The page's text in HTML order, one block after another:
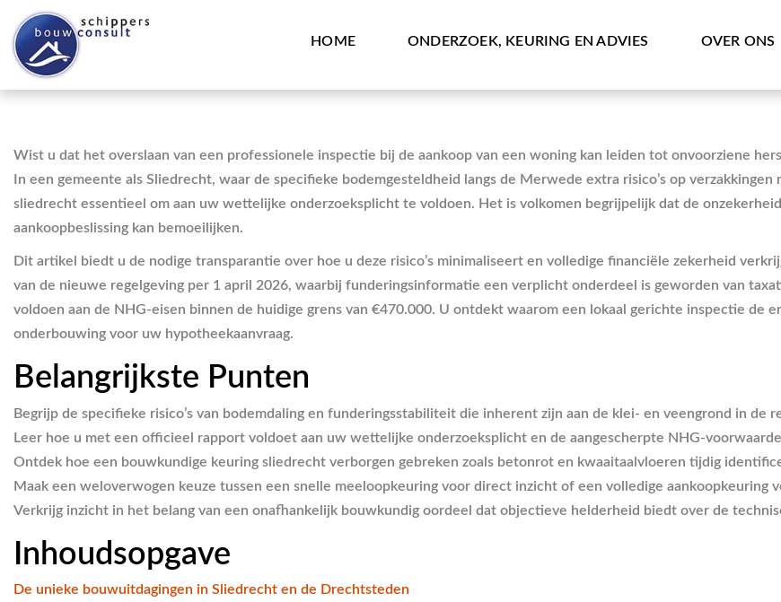
HOME ONDERZOEK, KEURING EN ADVIES OVER ONS
Wist u dat het overslaan van een professionele inspectie bij de aankoop van een woning kan leiden tot onvoorziene
In een gemeente als Sliedrecht, waar de specifieke bodemgesteldheid langs de Merwede extra risico’s op
sliedrecht essentieel om aan uw wettelijke onderzoeksplicht te voldoen. Het is volkomen begrijpelijk dat de
aankoopbeslissing kan bemoeilijken.
Dit artikel biedt u de nodige transparantie over hoe u deze risico’s minimaliseert en volledige financiële zekerheid
van de nieuwe regelgeving per 1 april 2026, waarbij funderingsinformatie een verplicht onderdeel is geworden van
voldoen aan de NHG-eisen binnen de huidige grens van €470.000. U ontdekt waarom een lokaal gerichte inspectie de
onderbouwing voor uw hypotheekaanvraag.
Belangrijkste Punten
Begrijp de specifieke risico’s van bodemdaling en funderingsstabiliteit die inherent zijn aan de klei- en veengrond in de
Leer hoe u met een officieel rapport voldoet aan uw wettelijke onderzoeksplicht en de aangescherpte NHG-
Ontdek hoe een bouwkundige keuring sliedrecht verborgen gebreken zoals betonrot en kwaaitaalvloeren tijdig
Maak een weloverwogen keuze tussen een snelle meeloopkeuring voor direct inzicht of een volledige aankoopkeuring
Verkrijg inzicht in het belang van een onafhankelijk bouwkundig oordeel dat objectieve helderheid biedt over de
Inhoudsopgave
De unieke bouwuitdagingen in Sliedrecht en de Drechtsteden